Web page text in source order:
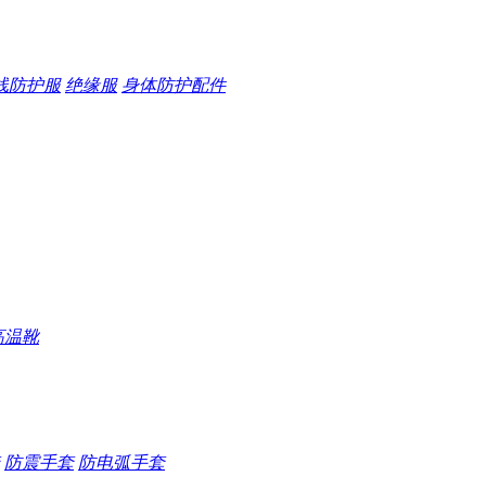
防护服 绝缘服 身体防护配件
温靴
防震手套 防电弧手套